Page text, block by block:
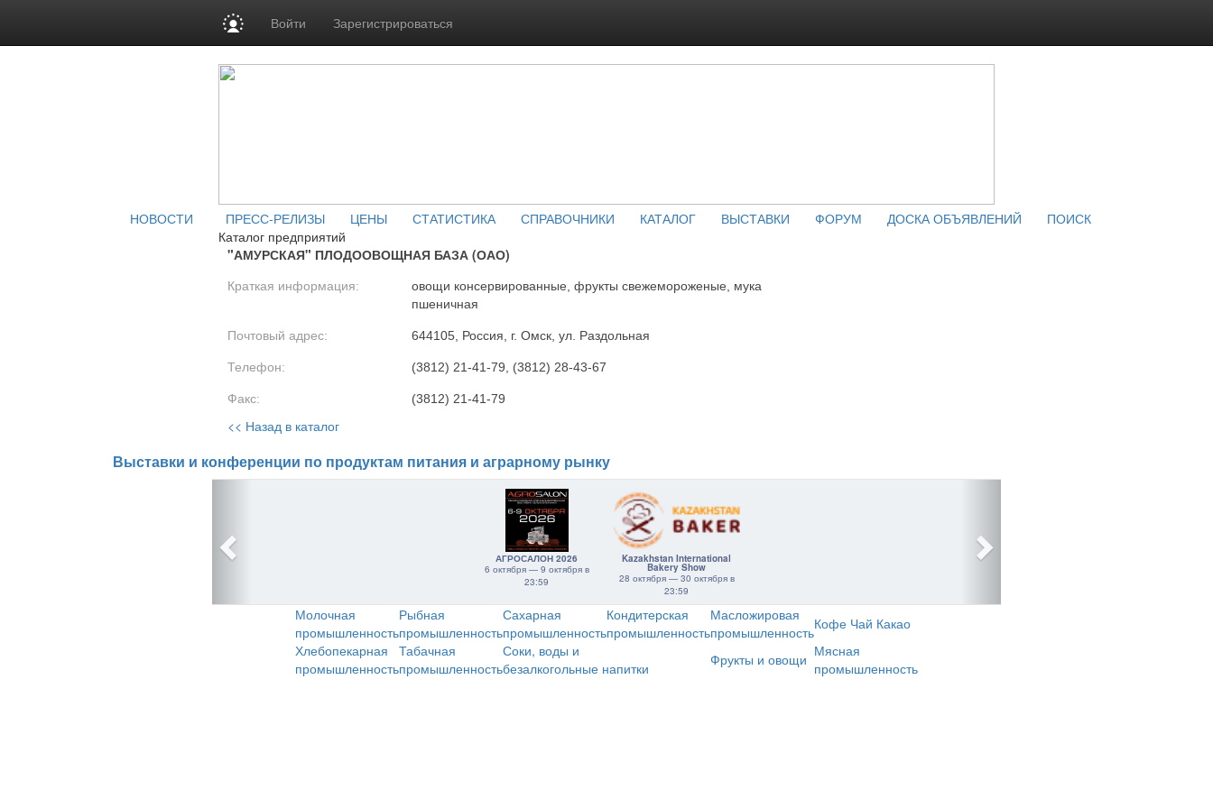
Войти Зарегистрироваться
НОВОСТИ ПРЕСС-РЕЛИЗЫ ЦЕНЫ СТАТИСТИКА СПРАВОЧНИКИ КАТАЛОГ ВЫСТАВКИ ФОРУМ ДОСКА ОБЪЯВЛЕНИЙ
ПОИСК
Каталог предприятий
"АМУРСКАЯ" ПЛОДООВОЩНАЯ БАЗА (ОАО)
Краткая информация:
овощи консервированные, фрукты свежемороженые, мука
пшеничная
Почтовый адрес: 644105, Россия, г. Омск, ул. Раздольная
Телефон: (3812) 21-41-79, (3812) 28-43-67
Факс: (3812) 21-41-79
<< Назад в каталог
Выставки и конференции по продуктам питания и аграрному рынку
АГРОСАЛОН 2026
6 октября — 9 октября в
23:59
Kazakhstan International
Bakery Show
28 октября — 30 октября в
23:59
Молочная
промышленность
Рыбная
промышленность
Сахарная
промышленность
Кондитерская
промышленность
Масложировая
промышленностьКофе Чай Какао
Хлебопекарная
промышленность
Табачная
промышленность
Соки, воды и
безалкогольные напитки
Фрукты и овощи Мясная
промышленность